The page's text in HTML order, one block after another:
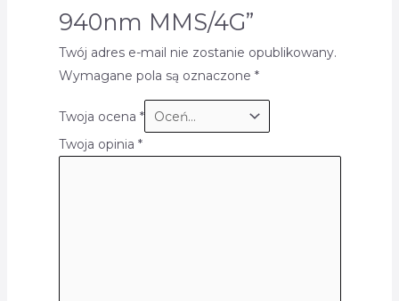
940nm MMS/4G”
Twój adres e-mail nie zostanie opublikowany.
Wymagane pola są oznaczone *
Twoja ocena *
Twoja opinia *